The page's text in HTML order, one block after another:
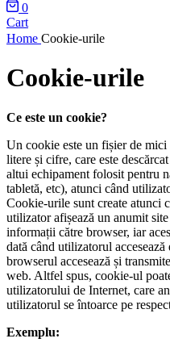
0
Cart
Home Cookie-urile
Cookie-urile
Ce este un cookie?
Un cookie este un fișier de
litere și cifre, care este
altui echipament folosit pentru
tabletă, etc), atunci când
Cookie-urile sunt create atunci
utilizator afișează un anumit
informații către browser, iar
dată când utilizatorul
browserul accesează și
web. Altfel spus, cookie-ul
utilizatorului de Internet, care
utilizatorul se întoarce pe
Exemplu: